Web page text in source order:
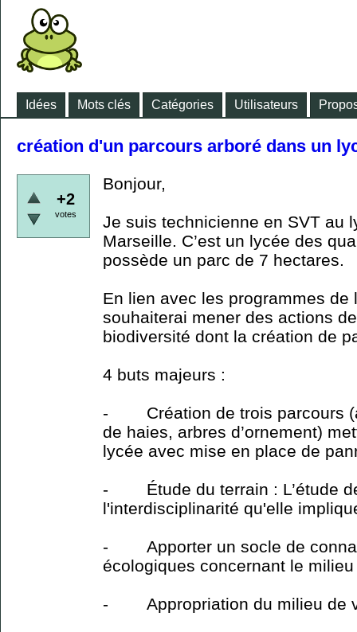
Idées Mots clés Catégories Utilisateurs
création d'un parcours arboré dans un
+2
votes
Bonjour,
Je suis technicienne en SVT au
Marseille. C’est un lycée des
possède un parc de 7 hectares.
En lien avec les programmes de
souhaiterai mener des actions
biodiversité dont la création de
4 buts majeurs :
- Création de trois parcours
de haies, arbres d’ornement)
lycée avec mise en place de
- Étude du terrain : L’étude
l'interdisciplinarité qu'elle
- Apporter un socle de
écologiques concernant le
- Appropriation du milieu de